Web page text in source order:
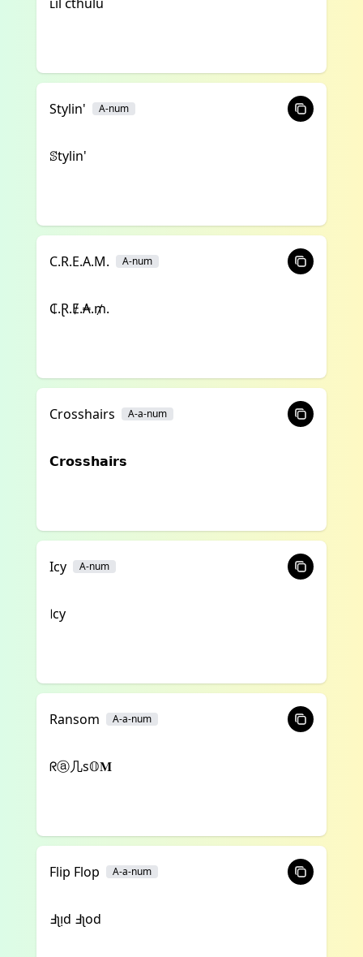
Stylin' A-num
ꕷtylin'
C.R.E.A.M. A-num
₵.Ɽ.Ɇ.₳.₥.
Crosshairs A-a-num
𝗖𝗿𝗼𝘀𝘀𝗵𝗮𝗶𝗿𝘀
Icy A-num
꒐cy
Ransom A-a-num
ᖇⓐ几ѕ𝕆𝐌
Flip Flop A-a-num
ꓞʅᴉd ꓞʅod